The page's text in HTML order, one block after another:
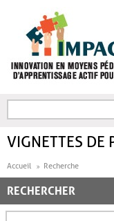
FORMULAIRE DE
VIGNETTES DE
Accueil Recherche
RECHERCHER